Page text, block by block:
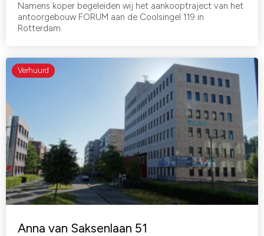
Namens koper begeleiden wij het aankooptraject van het
antoorgebouw FORUM aan de Coolsingel 119 in
Rotterdam.
Verhuurd
Anna van Saksenlaan 51